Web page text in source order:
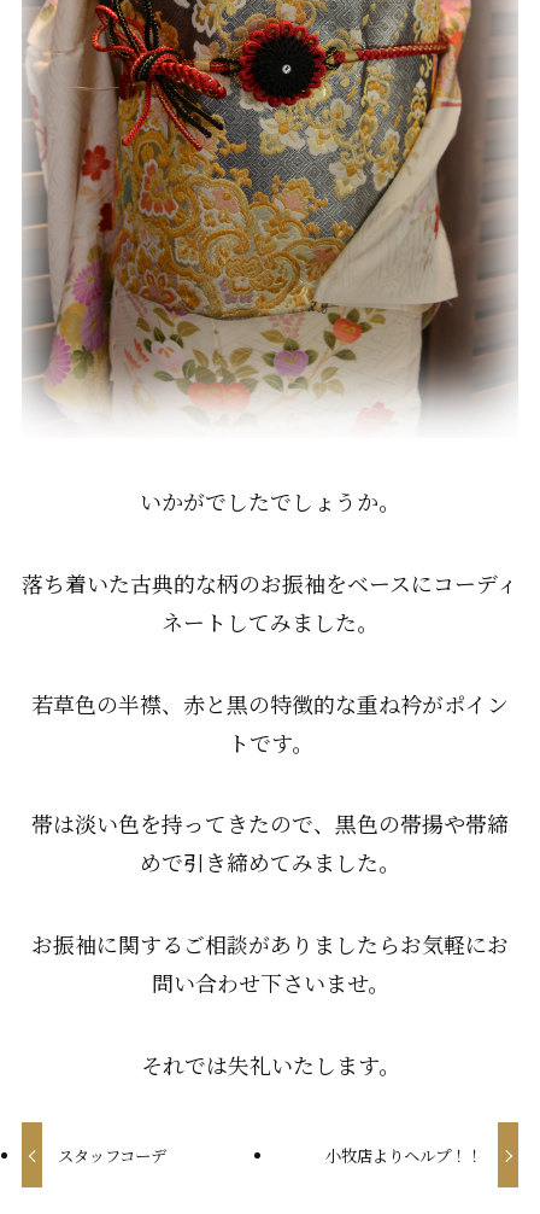
いかがでしたでしょうか。
落ち着いた古典的な柄のお振袖をベースにコーディ
ネートしてみました。
若草色の半襟、赤と黒の特徴的な重ね衿がポイン
トです。
帯は淡い色を持ってきたので、黒色の帯揚や帯締
めで引き締めてみました。
お振袖に関するご相談がありましたらお気軽にお
問い合わせ下さいませ。
それでは失礼いたします。
スタッフコーデ 小牧店よりヘルプ！！